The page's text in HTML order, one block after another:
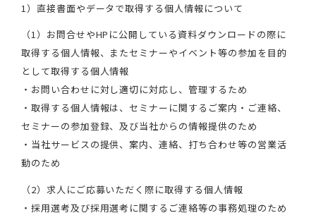
1）直接書面やデータで取得する個人情報について
（1）お問合せやHPに公開している資料ダウンロードの際に
取得する個人情報、またセミナーやイベント等の参加を目的
として取得する個人情報
・お問い合わせに対し適切に対応し、管理するため
・取得する個人情報は、セミナーに関するご案内・ご連絡、
セミナーの参加登録、及び当社からの情報提供のため
・当社サービスの提供、案内、連絡、打ち合わせ等の営業活
動のため
（2）求人にご応募いただく際に取得する個人情報
・採用選考及び採用選考に関するご連絡等の事務処理のため